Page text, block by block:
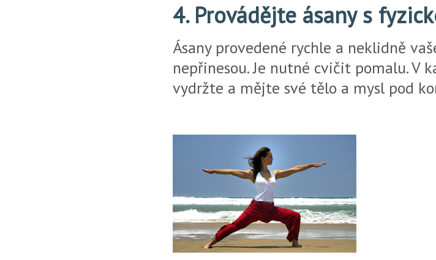
4. Provádějte ásany s
Ásany provedené rychle a neklidně
nepřinesou. Je nutné cvičit pomalu. V
vydržte a mějte své tělo a mysl pod